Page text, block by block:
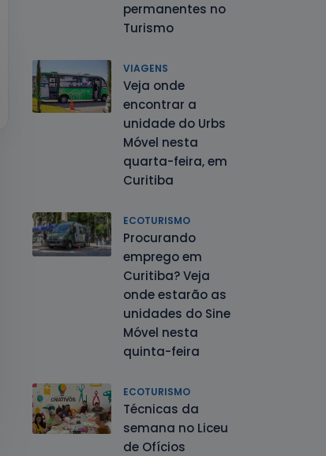
permanentes no
Turismo
VIAGENS
Veja onde
encontrar a
unidade do Urbs
Móvel nesta
quarta-feira, em
Curitiba
ECOTURISMO
Procurando
emprego em
Curitiba? Veja
onde estarão as
unidades do Sine
Móvel nesta
quinta-feira
ECOTURISMO
Técnicas da
semana no Liceu
de Ofícios